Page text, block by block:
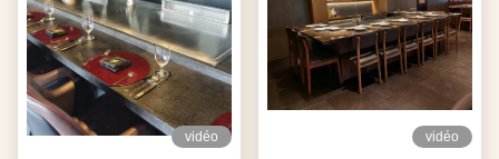
vidéo vidéo